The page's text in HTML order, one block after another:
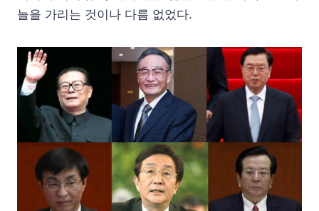
늘을 가리는 것이나 다름 없었다.